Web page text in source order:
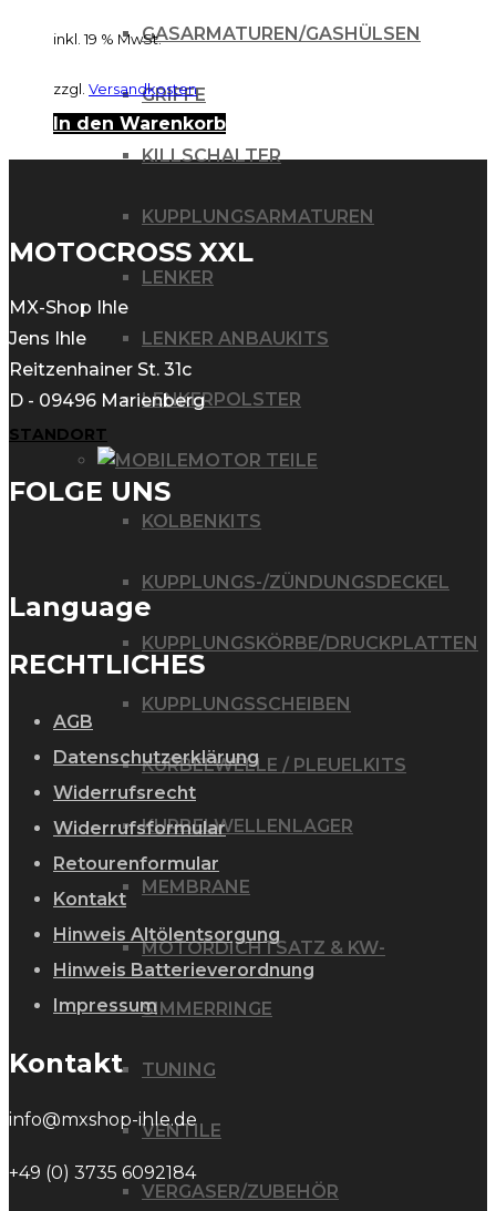
GASARMATUREN/GASHÜLSEN
GRIFFE
KILLSCHALTER
KUPPLUNGSARMATUREN
LENKER
LENKER ANBAUKITS
LENKERPOLSTER
MOTOR TEILE
KOLBENKITS
KUPPLUNGS-/ZÜNDUNGSDECKEL
KUPPLUNGSKÖRBE/DRUCKPLATTEN
KUPPLUNGSSCHEIBEN
KURBELWELLE / PLEUELKITS
KURBELWELLENLAGER
MEMBRANE
MOTORDICHTSATZ & KW-
SIMMERRINGE
TUNING
VENTILE
VERGASER/ZUBEHÖR
inkl. 19 % MwSt.
zzgl. Versandkosten
In den Warenkorb
MOTOCROSS XXL
MX-Shop Ihle
Jens Ihle
Reitzenhainer St. 31c
D - 09496 Marienberg
STANDORT
FOLGE UNS
Language
RECHTLICHES
AGB
Datenschutzerklärung
Widerrufsrecht
Widerrufsformular
Retourenformular
Kontakt
Hinweis Altölentsorgung
Hinweis Batterieverordnung
Impressum
Kontakt
info@mxshop-ihle.de
+49 (0) 3735 6092184